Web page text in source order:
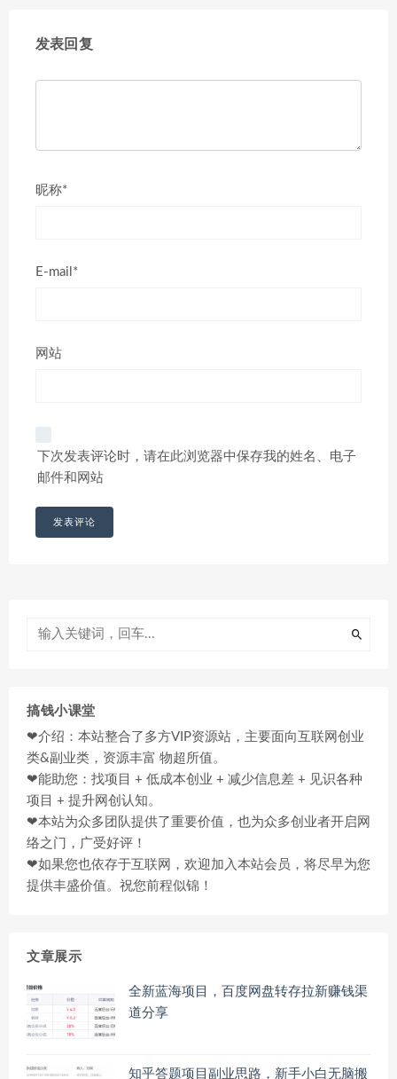
发表回复
昵称*
E-mail*
网站
下次发表评论时，请在此浏览器中保存我的姓名、电子
邮件和网站
搞钱小课堂
❤介绍：本站整合了多方VIP资源站，主要面向互联网创业
类&副业类，资源丰富 物超所值。
❤能助您：找项目 + 低成本创业 + 减少信息差 + 见识各种
项目 + 提升网创认知。
❤本站为众多团队提供了重要价值，也为众多创业者开启网
络之门，广受好评！
❤如果您也依存于互联网，欢迎加入本站会员，将尽早为您
提供丰盛价值。祝您前程似锦！
文章展示
全新蓝海项目，百度网盘转存拉新赚钱渠
道分享
知乎答题项目副业思路，新手小白无脑搬